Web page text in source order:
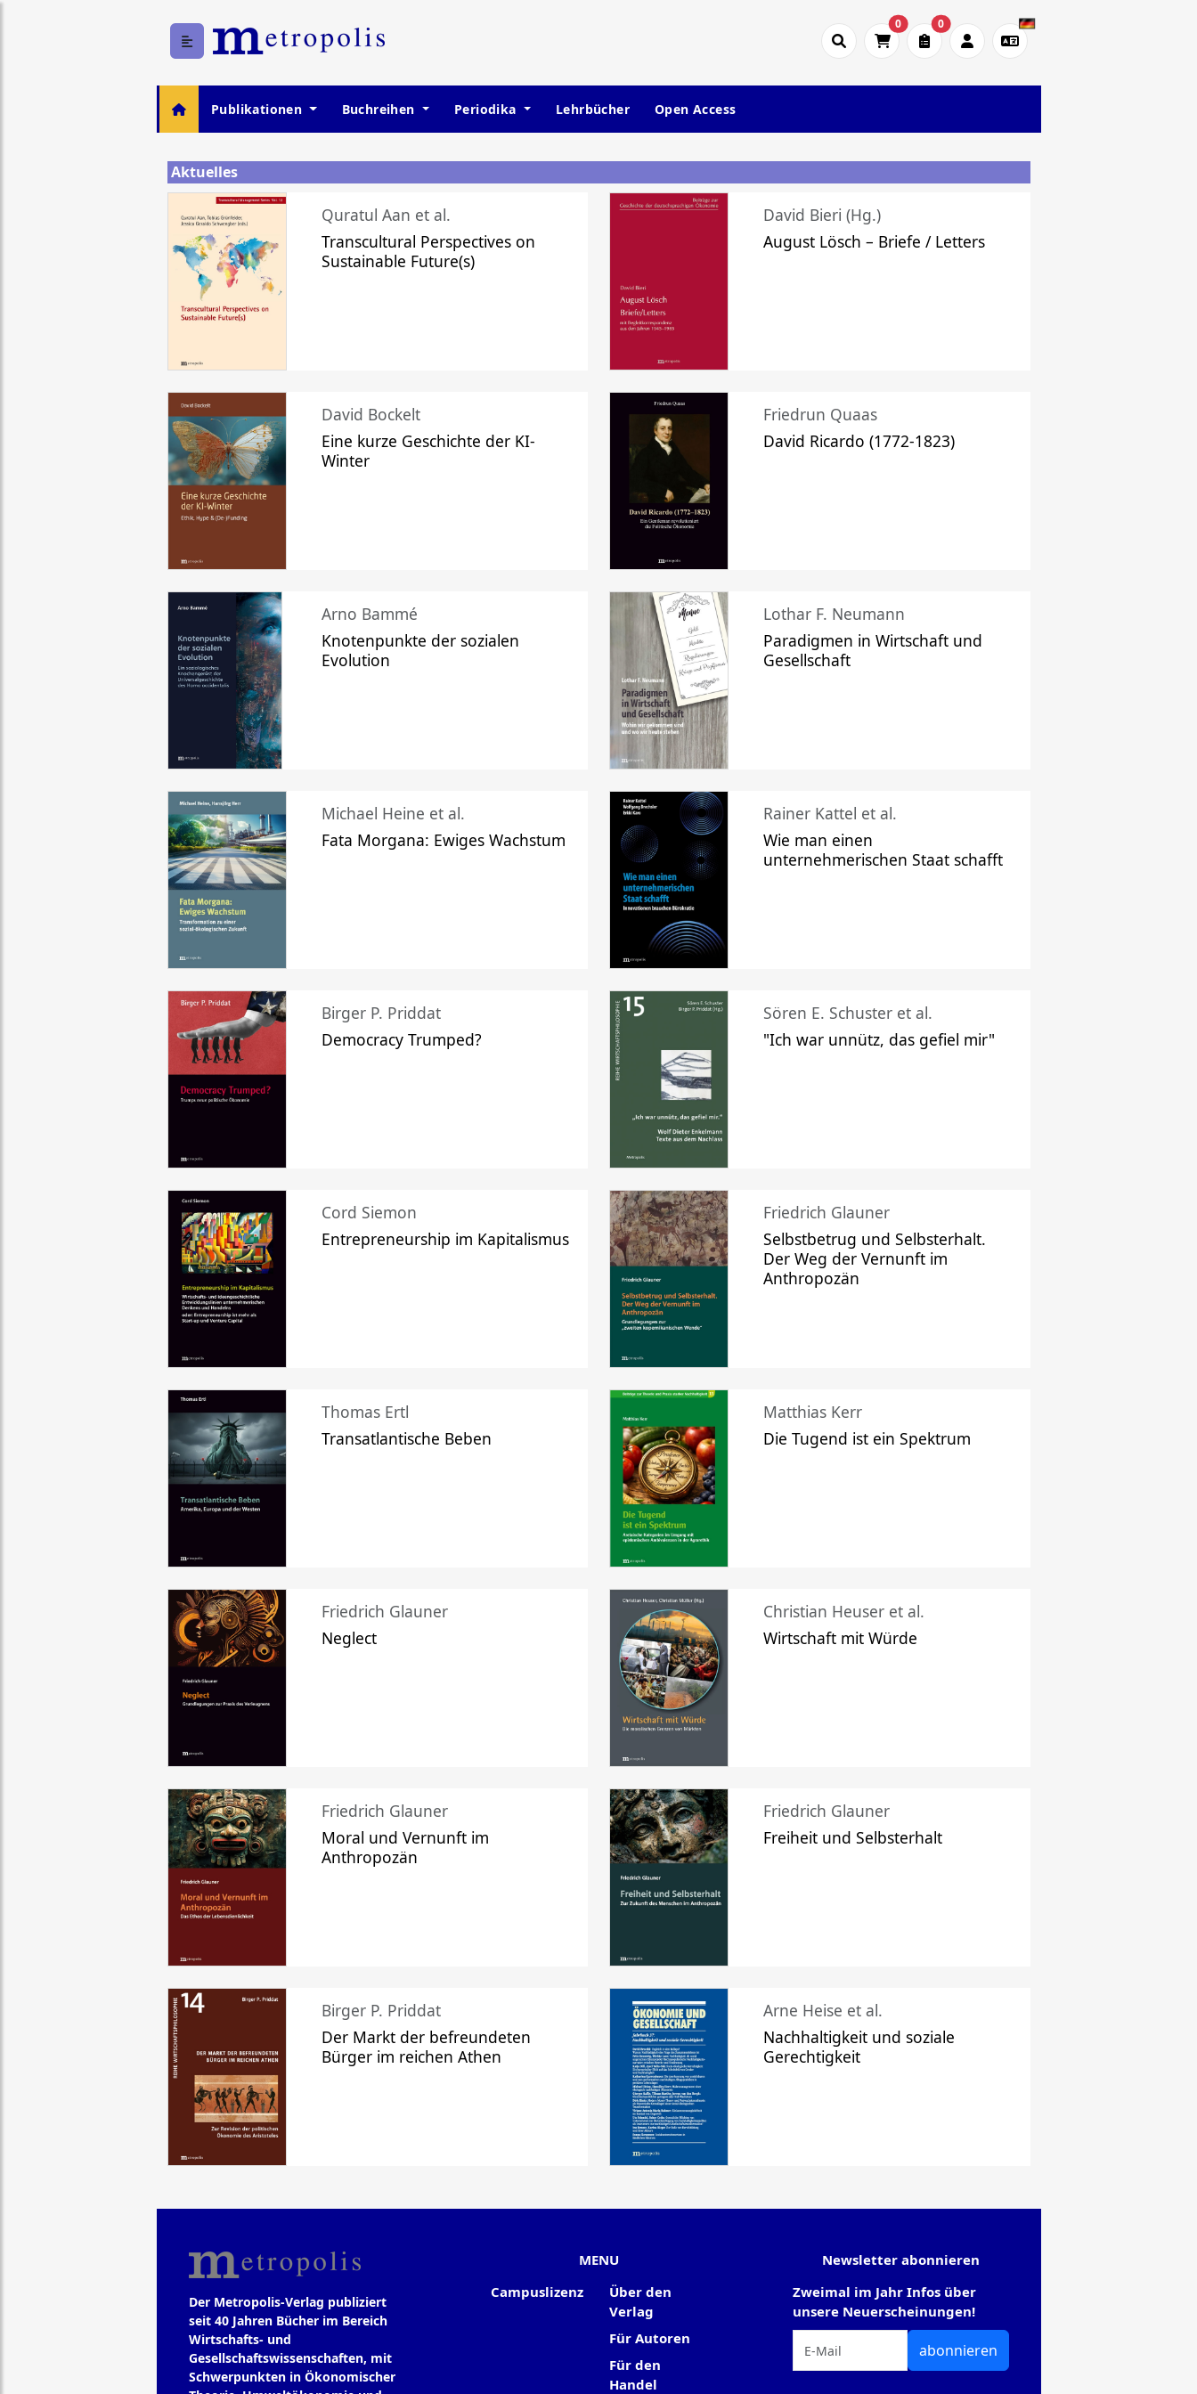
0 0
Publikationen Buchreihen Periodika Lehrbücher Open Access
Aktuelles
Quratul Aan et al.
Transcultural Perspectives on
Sustainable Future(s)
David Bieri (Hg.)
August Lösch – Briefe / Letters
David Bockelt
Eine kurze Geschichte der KI-
Winter
Friedrun Quaas
David Ricardo (1772-1823)
Arno Bammé
Knotenpunkte der sozialen
Evolution
Lothar F. Neumann
Paradigmen in Wirtschaft und
Gesellschaft
Michael Heine et al.
Fata Morgana: Ewiges Wachstum
Rainer Kattel et al.
Wie man einen
unternehmerischen Staat schafft
Birger P. Priddat
Democracy Trumped?
Sören E. Schuster et al.
"Ich war unnütz, das gefiel mir"
Cord Siemon
Entrepreneurship im Kapitalismus
Friedrich Glauner
Selbstbetrug und Selbsterhalt.
Der Weg der Vernunft im
Anthropozän
Thomas Ertl
Transatlantische Beben
Matthias Kerr
Die Tugend ist ein Spektrum
Friedrich Glauner
Neglect
Christian Heuser et al.
Wirtschaft mit Würde
Friedrich Glauner
Moral und Vernunft im
Anthropozän
Friedrich Glauner
Freiheit und Selbsterhalt
Birger P. Priddat
Der Markt der befreundeten
Bürger im reichen Athen
Arne Heise et al.
Nachhaltigkeit und soziale
Gerechtigkeit
Der Metropolis-Verlag publiziert
seit 40 Jahren Bücher im Bereich
Wirtschafts- und
Gesellschaftswissenschaften, mit
Schwerpunkten in Ökonomischer
MENU
Campuslizenz
Über den
Verlag
Für Autoren
Für den
Handel
Newsletter abonnieren
Zweimal im Jahr Infos über
unsere Neuerscheinungen!
abonnieren